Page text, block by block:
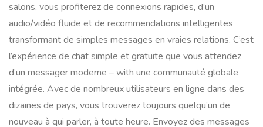
salons, vous profiterez de connexions rapides, d’un
audio/vidéo fluide et de recommendations intelligentes
transformant de simples messages en vraies relations. C’est
l’expérience de chat simple et gratuite que vous attendez
d’un messager moderne – with une communauté globale
intégrée. Avec de nombreux utilisateurs en ligne dans des
dizaines de pays, vous trouverez toujours quelqu’un de
nouveau à qui parler, à toute heure. Envoyez des messages